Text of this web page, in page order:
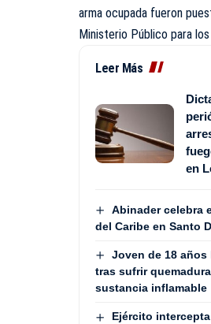
arma ocupada fueron
Ministerio Público para
Leer Más
en
Abinader celebra
del Caribe en Santo
Joven de 18
tras sufrir
sustancia inflamable
Ejército